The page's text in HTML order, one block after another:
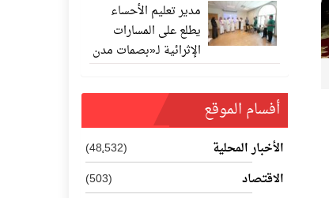
مدير تعليم الأحساء
يطلع على المسارات
الإثرائية لـ«بصمات مدن
المستقبل 202
أفسام الموقع
الأخبار المحلية
(48٬532)
الاقتصاد
(503)